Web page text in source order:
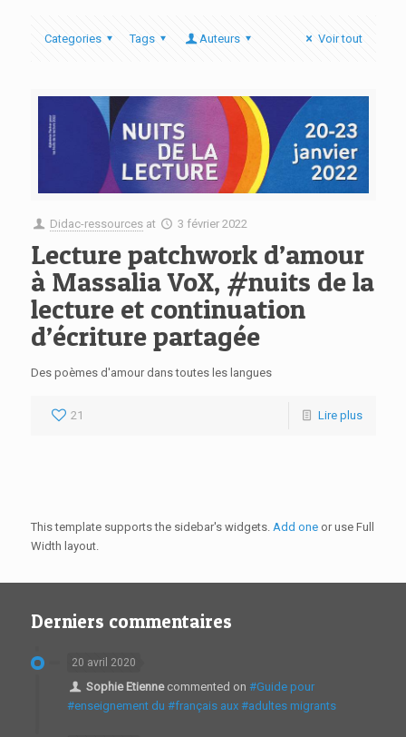
Categories Tags Auteurs Voir tout
Didac-ressources at 3 février 2022
Lecture patchwork d’amour
à Massalia VoX, #nuits de la
lecture et continuation
d’écriture partagée
Des poèmes d'amour dans toutes les langues
21 Lire plus
This template supports the sidebar's widgets. Add oneor use Full
Width layout.
Derniers commentaires
20 avril 2020
Sophie Etiennecommented on #Guide pour
#enseignement du #français aux #adultes migrants